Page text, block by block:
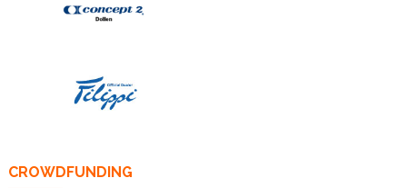
CROWDFUNDING